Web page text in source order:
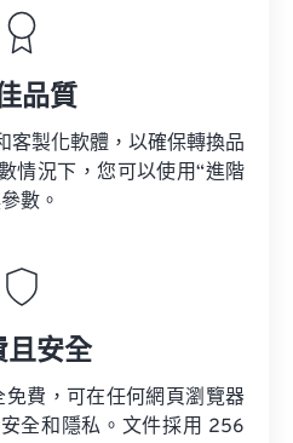
品質
客製化軟體，以確保轉換品
情況下，您可以使用“進階
數。
且安全
費，可在任何網頁瀏覽器
全和隱私。文件採用 256